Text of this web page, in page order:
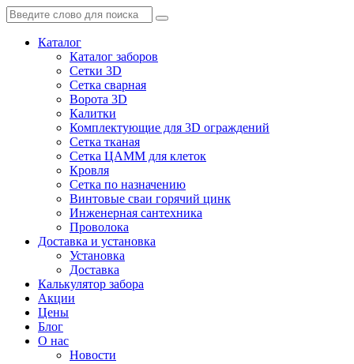
Каталог
Каталог заборов
Сетки 3D
Сетка сварная
Ворота 3D
Калитки
Комплектующие для 3D ограждений
Сетка тканая
Сетка ЦАММ для клеток
Кровля
Сетка по назначению
Винтовые сваи горячий цинк
Инженерная сантехника
Проволока
Доставка и установка
Установка
Доставка
Калькулятор забора
Акции
Цены
Блог
О нас
Новости